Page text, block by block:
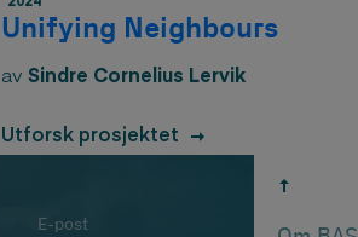
Unifying Neighbours
av Sindre Cornelius Lervik
Utforsk prosjektet
E-post